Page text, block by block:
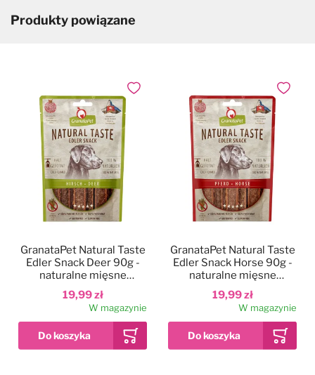
Produkty powiązane
19,99 zł
GranataPet Natural Taste
Edler Snack Deer 90g -
naturalne mięsne
przekąski dla psa, paski z
jeleniny
W magazynie
Dodaj do ulubionych
19,99 zł
GranataPet Natural Taste
Edler Snack Horse 90g -
naturalne mięsne
przekąski dla psa, paski z
koniny
W magazynie
Dodaj